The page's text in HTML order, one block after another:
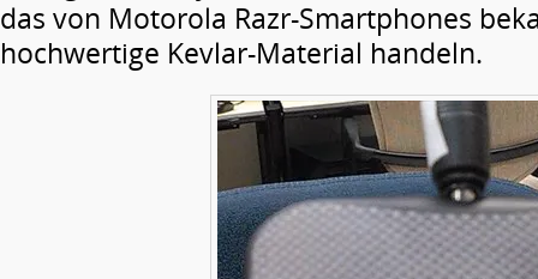
das von Motorola Razr-Smartphones
hochwertige Kevlar-Material handeln.